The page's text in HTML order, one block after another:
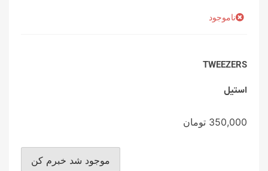
ناموجود
TWEEZERS
استیل
350,000 تومان